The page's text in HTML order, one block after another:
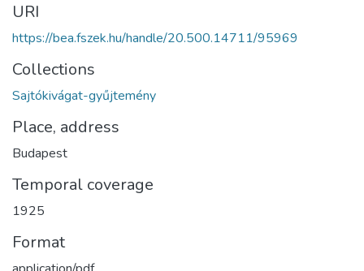
URI
https://bea.fszek.hu/handle/20.500.14711/95969
Collections
Sajtókivágat-gyűjtemény
Place, address
Budapest
Temporal coverage
1925
Format